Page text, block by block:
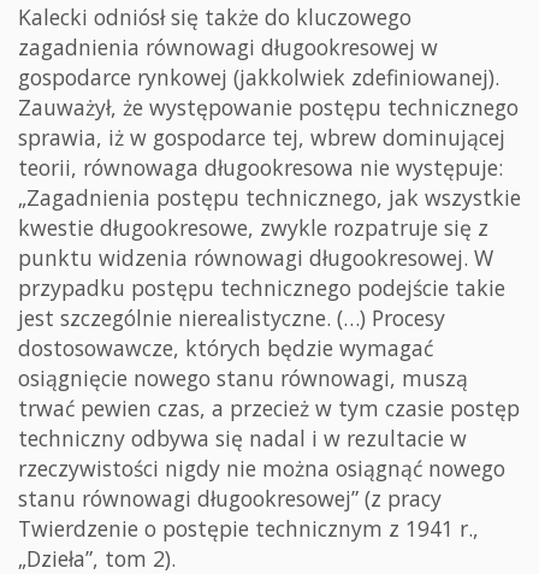
Kalecki odniósł się także do kluczowego
zagadnienia równowagi długookresowej w
gospodarce rynkowej (jakkolwiek zdefiniowanej).
Zauważył, że występowanie postępu technicznego
sprawia, iż w gospodarce tej, wbrew dominującej
teorii, równowaga długookresowa nie występuje:
„Zagadnienia postępu technicznego, jak wszystkie
kwestie długookresowe, zwykle rozpatruje się z
punktu widzenia równowagi długookresowej. W
przypadku postępu technicznego podejście takie
jest szczególnie nierealistyczne. (…) Procesy
dostosowawcze, których będzie wymagać
osiągnięcie nowego stanu równowagi, muszą
trwać pewien czas, a przecież w tym czasie postęp
techniczny odbywa się nadal i w rezultacie w
rzeczywistości nigdy nie można osiągnąć nowego
stanu równowagi długookresowej” (z pracy
Twierdzenie o postępie technicznym z 1941 r.,
„Dzieła”, tom 2).